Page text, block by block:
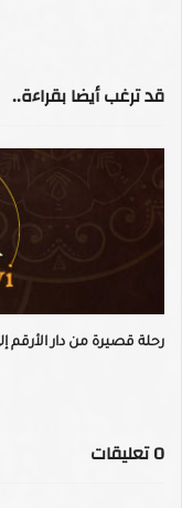
قد ترغب أيضا بقراءة..
رحلة قصيرة من دار الأرقم
0تعليقات